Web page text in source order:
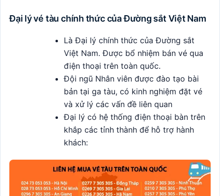
Đại lý vé tàu chính thức của Đường sắt Việt Nam
Là Đại lý chính thức của Đường sắt
Việt Nam. Được bổ nhiệm bán vé qua
điện thoại trên toàn quốc.
Đội ngũ Nhân viên được đào tạo bài
bản tại ga tàu, có kinh nghiệm đặt vé
và xử lý các vấn đề liên quan
Đại lý có hệ thống điện thoại bàn trên
khắp các tỉnh thành để hỗ trợ hành
khách: